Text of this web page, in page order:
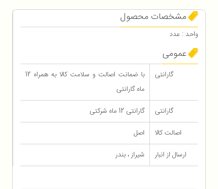
مشخصات محصول
واحد : عدد
عمومی
گارانتی
با ضمانت اصالت و سلامت کالا به همراه 12
ماه گارانتی
گارانتی
گارانتی 12 ماه شرکتی
اصالت کالا
اصل
ارسال از انبار
شیراز ، بندر